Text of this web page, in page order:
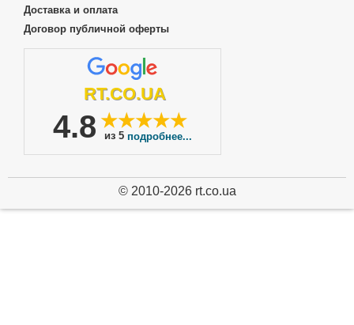
Доставка и оплата
Договор публичной оферты
RT.CO.UA
4.8 ★★★★★
из 5 подробнее...
© 2010-2026 rt.co.ua